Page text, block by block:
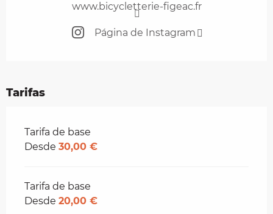
www.bicycletterie-figeac.fr
Página de Instagram
Tarifas
Tarifas 2026
Tarifa de base
Desde 30,00 €
Tarifa de base
Desde 20,00 €